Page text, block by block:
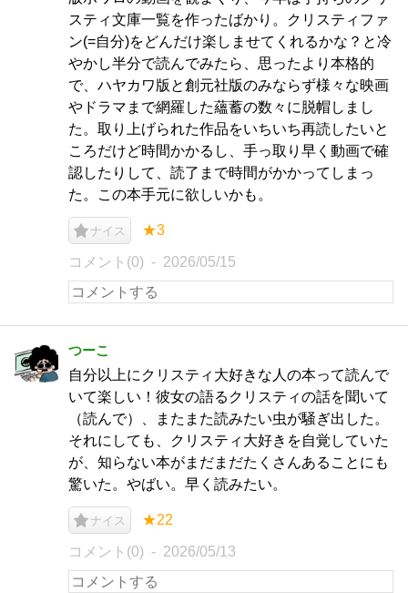
スティ文庫一覧を作ったばかり。クリスティファ
ン(=自分)をどんだけ楽しませてくれるかな？と冷
やかし半分で読んでみたら、思ったより本格的
で、ハヤカワ版と創元社版のみならず様々な映画
やドラマまで網羅した蘊蓄の数々に脱帽しまし
た。取り上げられた作品をいちいち再読したいと
ころだけど時間かかるし、手っ取り早く動画で確
認したりして、読了まで時間がかかってしまっ
た。この本手元に欲しいかも。
ナイス ★3
コメント(0) 2026/05/15
つーこ
自分以上にクリスティ大好きな人の本って読んで
いて楽しい！彼女の語るクリスティの話を聞いて
（読んで）、またまた読みたい虫が騒ぎ出した。
それにしても、クリスティ大好きを自覚していた
が、知らない本がまだまだたくさんあることにも
驚いた。やばい。早く読みたい。
ナイス ★22
コメント(0) 2026/05/13